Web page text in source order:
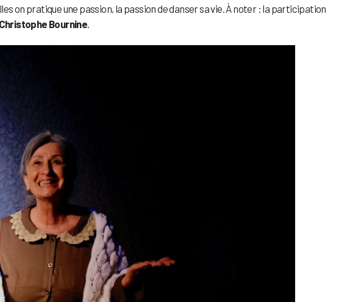
on pratique une passion, la passion de danser sa vie. À noter : la participation
Bournine